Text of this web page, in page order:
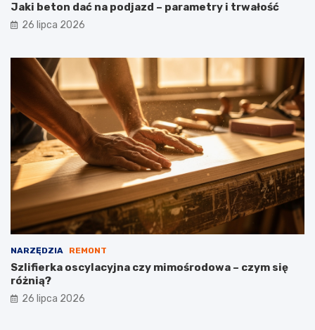
Jaki beton dać na podjazd – parametry i trwałość
26 lipca 2026
NARZĘDZIA REMONT
Szlifierka oscylacyjna czy mimośrodowa – czym się
różnią?
26 lipca 2026